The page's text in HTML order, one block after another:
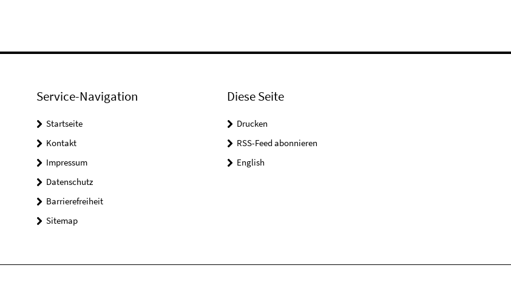
Service-Navigation
Startseite
Kontakt
Impressum
Datenschutz
Barrierefreiheit
Sitemap
Diese Seite
Drucken
RSS-Feed abonnieren
English